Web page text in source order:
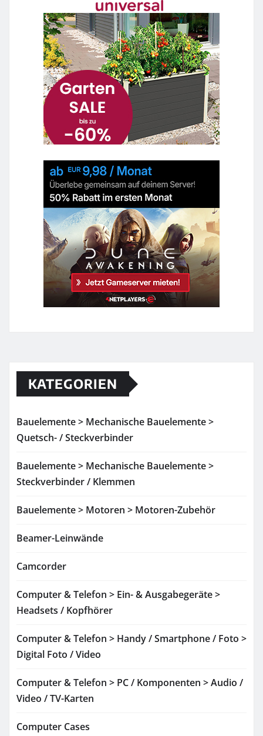
KATEGORIEN
Bauelemente > Mechanische Bauelemente >
Quetsch- / Steckverbinder
Bauelemente > Mechanische Bauelemente >
Steckverbinder / Klemmen
Bauelemente > Motoren > Motoren-Zubehör
Beamer-Leinwände
Camcorder
Computer & Telefon > Ein- & Ausgabegeräte >
Headsets / Kopfhörer
Computer & Telefon > Handy / Smartphone / Foto >
Digital Foto / Video
Computer & Telefon > PC / Komponenten > Audio /
Video / TV-Karten
Computer Cases